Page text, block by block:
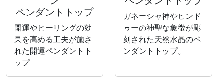
ペンダントトップ
開運やヒーリングの効
果を高める工夫が施さ
れた開運ペンダントト
ップ
ガネーシャ神やヒンド
ゥーの神聖な象徴が彫
刻された天然水晶のペ
ンダントトップ。